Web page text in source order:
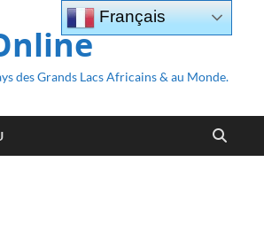
des Grands Lacs Africains & au Monde.
Français